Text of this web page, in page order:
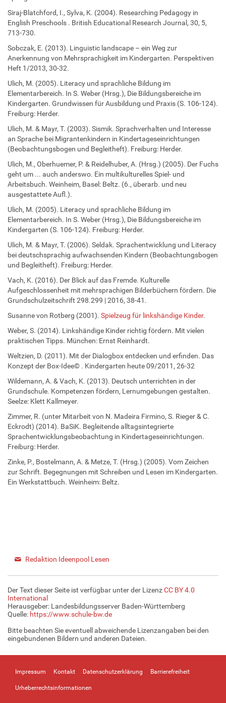
Siraj-Blatchford, I., Sylva, K. (2004). Researching Pedagogy in
English Preschools . British Educational Research Journal, 30, 5,
713-730.
Sobczak, E. (2013). Linguistic landscape – ein Weg zur
Anerkennung von Mehrsprachigkeit im Kindergarten. Perspektiven
Heft 1/2013, 30-32.
Ulich, M. (2005). Literacy und sprachliche Bildung im
Elementarbereich. In S. Weber (Hrsg.), Die Bildungsbereiche im
Kindergarten. Grundwissen für Ausbildung und Praxis (S. 106-124).
Freiburg: Herder.
Ulich, M. & Mayr, T. (2003). Sismik. Sprachverhalten und Interesse
an Sprache bei Migrantenkindern in Kindertageseinrichtungen
(Beobachtungsbogen und Begleitheft). Freiburg: Herder.
Ulich, M., Oberhuemer, P. & Reidelhuber, A. (Hrsg.) (2005). Der Fuchs
geht um ... auch anderswo. Ein multikulturelles Spiel- und
Arbeitsbuch. Weinheim, Basel: Beltz. (6., überarb. und neu
ausgestattete Aufl.).
Ulich, M. (2005). Literacy und sprachliche Bildung im
Elementarbereich. In S. Weber (Hrsg.), Die Bildungsbereiche im
Kindergarten (S. 106-124). Freiburg: Herder.
Ulich, M. & Mayr, T. (2006). Seldak. Sprachentwicklung und Literacy
bei deutschsprachig aufwachsenden Kindern (Beobachtungsbogen
und Begleitheft). Freiburg: Herder.
Vach, K. (2016). Der Blick auf das Fremde. Kulturelle
Aufgeschlossenheit mit mehrsprachigen Bilderbüchern fördern. Die
Grundschulzeitschrift 298.299 | 2016, 38-41.
Susanne von Rotberg (2001). Spielzeug für linkshändige Kinder.
Weber, S. (2014). Linkshändige Kinder richtig fördern. Mit vielen
praktischen Tipps. München: Ernst Reinhardt.
Weltzien, D. (2011). Mit der Dialogbox entdecken und erfinden. Das
Konzept der Box-Idee© . Kindergarten heute 09/2011, 26-32
Wildemann, A. & Vach, K. (2013). Deutsch unterrichten in der
Grundschule. Kompetenzen fördern, Lernumgebungen gestalten.
Seelze: Klett Kallmeyer.
Zimmer, R. (unter Mitarbeit von N. Madeira Firmino, S. Rieger & C.
Eckrodt) (2014). BaSiK. Begleitende alltagsintegrierte
Sprachentwicklungsbeobachtung in Kindertageseinrichtungen.
Freiburg: Herder.
Zinke, P., Bostelmann, A. & Metze, T. (Hrsg.) (2005). Vom Zeichen
zur Schrift. Begegnungen mit Schreiben und Lesen im Kindergarten.
Ein Werkstattbuch. Weinheim: Beltz.
Redaktion Ideenpool Lesen
Der Text dieser Seite ist verfügbar unter der LizenzCC BY 4.0
International
Herausgeber: Landesbildungsserver Baden-Württemberg
Quelle: https://www.schule-bw.de
Bitte beachten Sie eventuell abweichende Lizenzangaben bei den
eingebundenen Bildern und anderen Dateien.
Impressum Kontakt Datenschutzerklärung Barrierefreiheit
Urheberrechtsinformationen